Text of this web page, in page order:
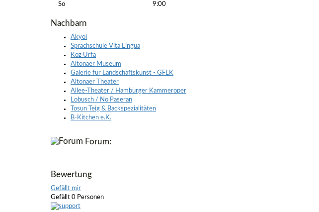
So
9:00
Nachbarn
Akyol
Sprachschule Vita Lingua
Köz Urfa
Altonaer Museum
Galerie für Landschaftskunst - GFLK
Altonaer Theater
Allee-Theater / Hamburger Kammeroper
Lobusch / No Paseran
Tosun Teig & Backspezialitäten
B-Kitchen e.K.
Forum:
Bewertung
Gefällt mir
Gefällt 0 Personen